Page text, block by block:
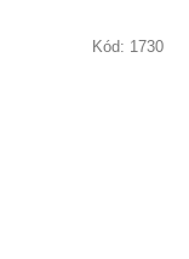
Kód: 1730